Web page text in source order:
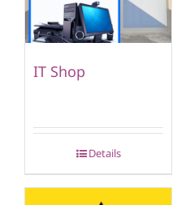
IT Shop
Details